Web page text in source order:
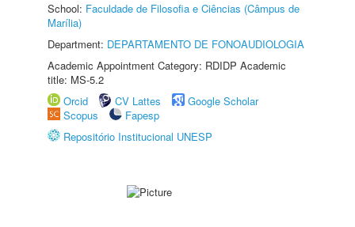
School: Faculdade de Filosofia e Ciências (Câmpus de
Marília)
Department: DEPARTAMENTO DE FONOAUDIOLOGIA
Academic Appointment Category: RDIDP Academic
title: MS-5.2
Orcid
CV Lattes
Google Scholar
Scopus
Fapesp
Repositório Institucional UNESP